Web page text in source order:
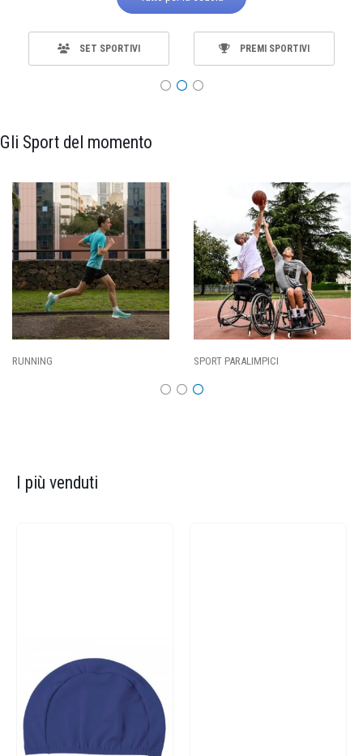
SET SPORTIVI PREMI SPORTIVI
Gli Sport del momento
I più venduti